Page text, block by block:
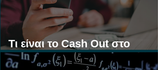
Τι είναι το Cash Out στο
Στοίχημα;